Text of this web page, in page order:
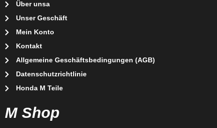
Über unsa
Unser Geschäft
Mein Konto
Kontakt
Allgemeine Geschäftsbedingungen (AGB)
Datenschutzrichtlinie
Honda M Teile
M Shop